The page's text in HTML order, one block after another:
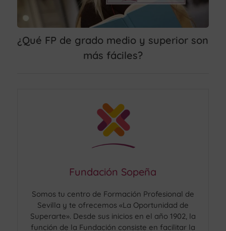
¿Qué FP de grado medio y superior son
más fáciles?
Fundación Sopeña
Somos tu centro de Formación Profesional de
Sevilla y te ofrecemos «La Oportunidad de
Superarte». Desde sus inicios en el año 1902, la
función de la Fundación consiste en facilitar la